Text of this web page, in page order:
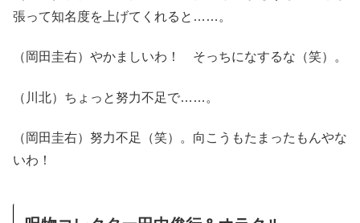
張って知名度を上げてくれると……。
（岡田圭右）やかましいわ！ そっちになするな（笑）。
（川北）ちょっと努力不足で……。
（岡田圭右）努力不足（笑）。向こうもたまったもんやな
いわ！